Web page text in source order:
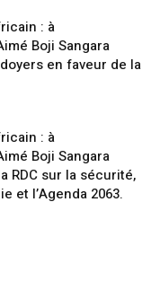
: à
Boji Sangara
en faveur de la
: à
Boji Sangara
RDC sur la sécurité,
et l’Agenda 2063.